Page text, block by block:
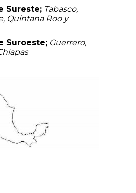
Sureste; Tabasco,
Quintana Roo y
Suroeste; Guerrero,